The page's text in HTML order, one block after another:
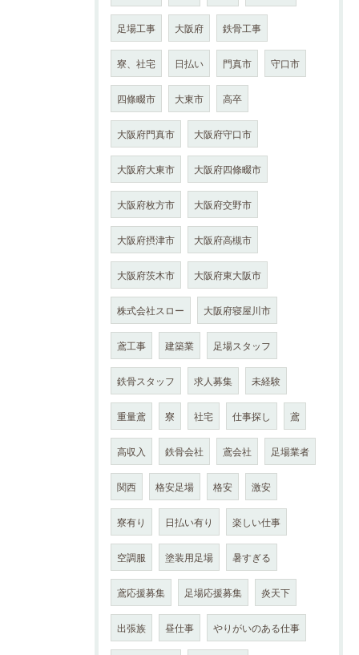
足場工事 大阪府 鉄骨工事
寮、社宅 日払い 門真市 守口市
四條畷市 大東市 高卒
大阪府門真市 大阪府守口市
大阪府大東市 大阪府四條畷市
大阪府枚方市 大阪府交野市
大阪府摂津市 大阪府高槻市
大阪府茨木市 大阪府東大阪市
株式会社スロー 大阪府寝屋川市
鳶工事 建築業 足場スタッフ
鉄骨スタッフ 求人募集 未経験
重量鳶 寮 社宅 仕事探し 鳶
高収入 鉄骨会社 鳶会社 足場業者
関西 格安足場 格安 激安
寮有り 日払い有り 楽しい仕事
空調服 塗装用足場 暑すぎる
鳶応援募集 足場応援募集 炎天下
出張族 昼仕事 やりがいのある仕事